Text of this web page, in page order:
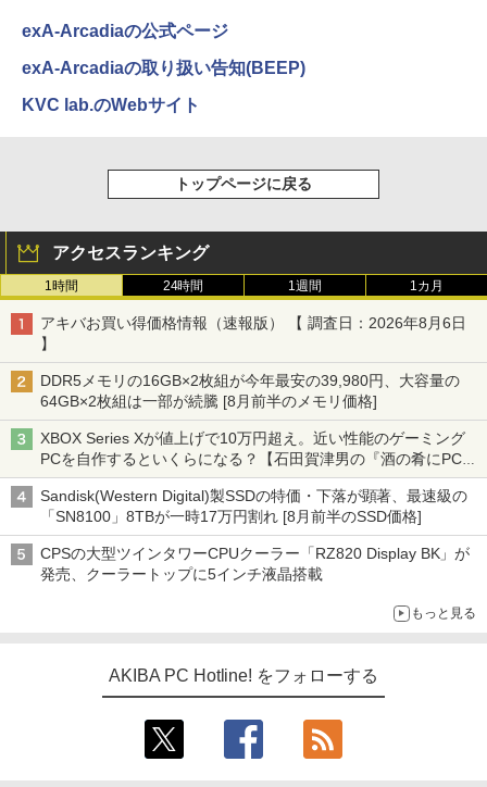
exA-Arcadiaの公式ページ
exA-Arcadiaの取り扱い告知(BEEP)
KVC lab.のWebサイト
トップページに戻る
アクセスランキング
1時間 24時間 1週間 1カ月
アキバお買い得価格情報（速報版） 【 調査日：2026年8月6日
】
DDR5メモリの16GB×2枚組が今年最安の39,980円、大容量の
64GB×2枚組は一部が続騰 [8月前半のメモリ価格]
XBOX Series Xが値上げで10万円超え。近い性能のゲーミング
PCを自作するといくらになる？【石田賀津男の『酒の肴にPCゲ
ーム』】
Sandisk(Western Digital)製SSDの特価・下落が顕著、最速級の
「SN8100」8TBが一時17万円割れ [8月前半のSSD価格]
CPSの大型ツインタワーCPUクーラー「RZ820 Display BK」が
発売、クーラートップに5インチ液晶搭載
もっと見る
AKIBA PC Hotline! をフォローする